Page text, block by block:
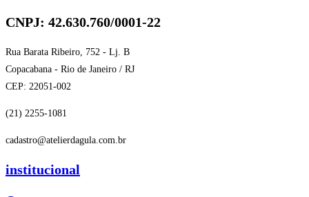
CNPJ: 42.630.760/0001-22
Rua Barata Ribeiro, 752 - Lj. B
Copacabana - Rio de Janeiro / RJ
CEP: 22051-002
(21) 2255-1081
cadastro@atelierdagula.com.br
institucional